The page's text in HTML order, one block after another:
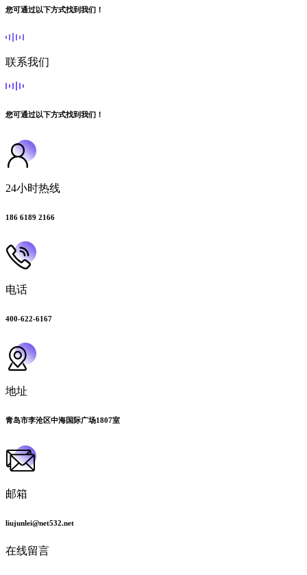
您可通过以下方式找到我们！
联系我们
您可通过以下方式找到我们！
24小时热线
186 6189 2166
电话
400-622-6167
地址
青岛市李沧区中海国际广场1807室
邮箱
liujunlei@net532.net
在线留言